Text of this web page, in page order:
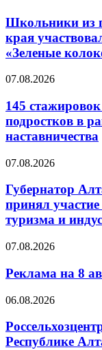
Школьники из
края
«Зеленые
07.08.2026
145
подростков в
наставничества
07.08.2026
Губернатор
принял
туризма и
07.08.2026
Реклама на 8
06.08.2026
Республике